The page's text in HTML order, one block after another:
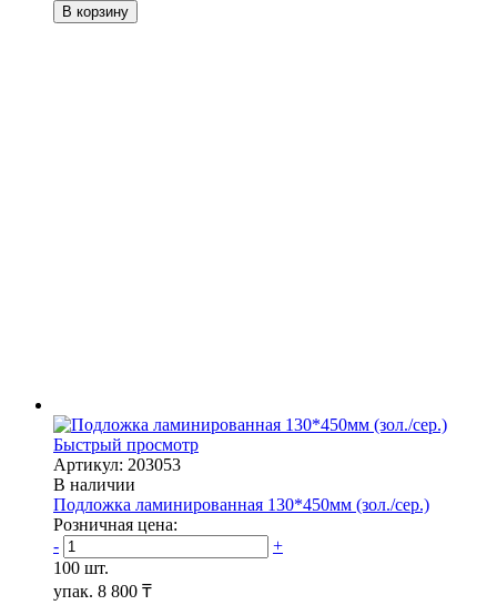
В корзину
Быстрый просмотр
Артикул: 203053
В наличии
Подложка ламинированная 130*450мм (зол./сер.)
Розничная цена:
-
+
100 шт.
упак. 8 800 ₸